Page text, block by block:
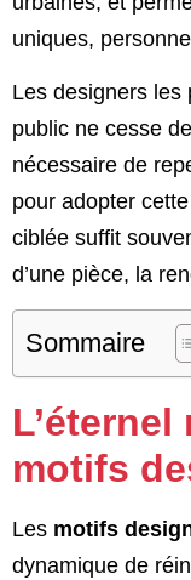
uniques,
Les designers les
public ne cesse
nécessaire de
pour adopter
ciblée suffit
d’une pièce, la
Sommaire
motifs
Les motifs
dynamique de